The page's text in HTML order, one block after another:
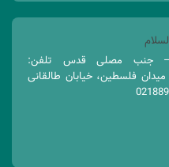
– جنب مصلی قدس تلفن:
میدان فلسطین، خیابان طالقانی